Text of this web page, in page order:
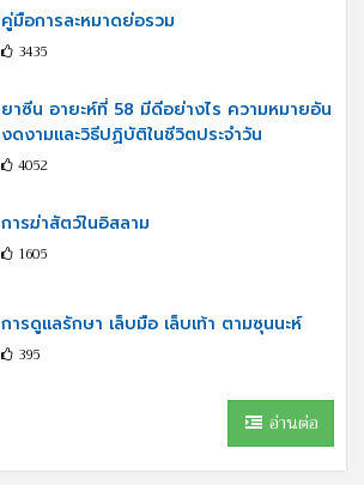
คู่มือการละหมาดย่อรวม
3435
ยาซีน อายะห์ที่ 58 มีดีอย่างไร ความหมายอัน
งดงามและวิธีปฏิบัติในชีวิตประจำวัน
4052
การฆ่าสัตว์ในอิสลาม
1605
การดูแลรักษา เล็บมือ เล็บเท้า ตามซุนนะห์
395
อ่านต่อ